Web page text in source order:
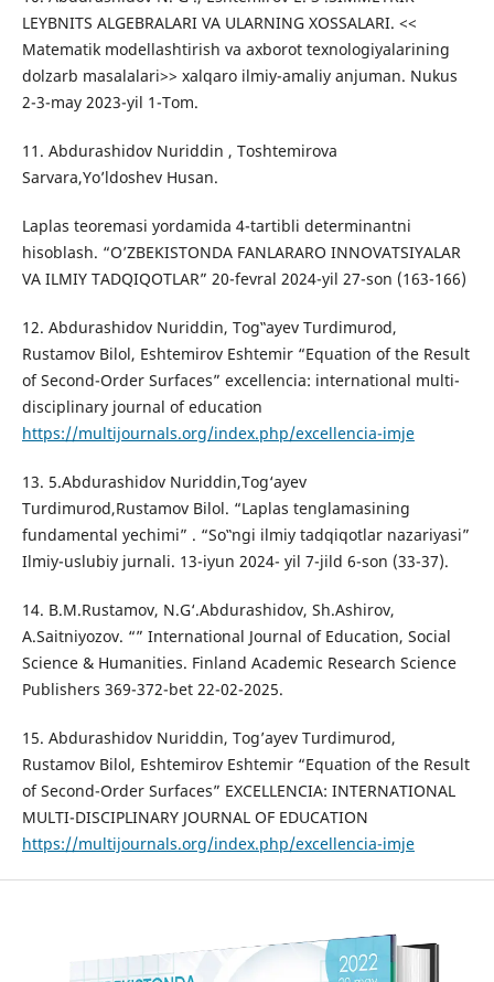
LEYBNITS ALGEBRALARI VA ULARNING XOSSALARI. <<
Matematik modellashtirish va axborot texnologiyalarining
dolzarb masalalari>> xalqaro ilmiy-amaliy anjuman. Nukus
2-3-may 2023-yil 1-Tom.
11. Abdurashidov Nuriddin , Toshtemirova
Sarvara,Yo’ldoshev Husan.
Laplas teoremasi yordamida 4-tartibli determinantni
hisoblash. “O’ZBEKISTONDA FANLARARO INNOVATSIYALAR
VA ILMIY TADQIQOTLAR” 20-fevral 2024-yil 27-son (163-166)
12. Abdurashidov Nuriddin, Tog‟ayev Turdimurod,
Rustamov Bilol, Eshtemirov Eshtemir “Equation of the Result
of Second-Order Surfaces” excellencia: international multi-
disciplinary journal of education
https://multijournals.org/index.php/excellencia-imje
13. 5.Abdurashidov Nuriddin,Tog‘ayev
Turdimurod,Rustamov Bilol. “Laplas tenglamasining
fundamental yechimi” . “So‟ngi ilmiy tadqiqotlar nazariyasi”
Ilmiy-uslubiy jurnali. 13-iyun 2024- yil 7-jild 6-son (33-37).
14. B.M.Rustamov, N.G‘.Abdurashidov, Sh.Ashirov,
A.Saitniyozov. “” International Journal of Education, Social
Science & Humanities. Finland Academic Research Science
Publishers 369-372-bet 22-02-2025.
15. Abdurashidov Nuriddin, Tog’ayev Turdimurod,
Rustamov Bilol, Eshtemirov Eshtemir “Equation of the Result
of Second-Order Surfaces” EXCELLENCIA: INTERNATIONAL
MULTI-DISCIPLINARY JOURNAL OF EDUCATION
https://multijournals.org/index.php/excellencia-imje